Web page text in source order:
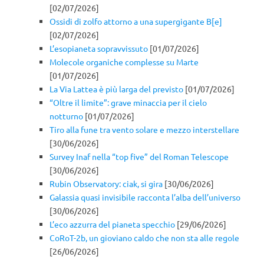
[02/07/2026]
Ossidi di zolfo attorno a una supergigante B[e]
[02/07/2026]
L’esopianeta sopravvissuto [01/07/2026]
Molecole organiche complesse su Marte
[01/07/2026]
La Via Lattea è più larga del previsto [01/07/2026]
“Oltre il limite”: grave minaccia per il cielo
notturno [01/07/2026]
Tiro alla fune tra vento solare e mezzo interstellare
[30/06/2026]
Survey Inaf nella “top five” del Roman Telescope
[30/06/2026]
Rubin Observatory: ciak, si gira [30/06/2026]
Galassia quasi invisibile racconta l’alba dell’universo
[30/06/2026]
L’eco azzurra del pianeta specchio [29/06/2026]
CoRoT-2b, un gioviano caldo che non sta alle regole
[26/06/2026]